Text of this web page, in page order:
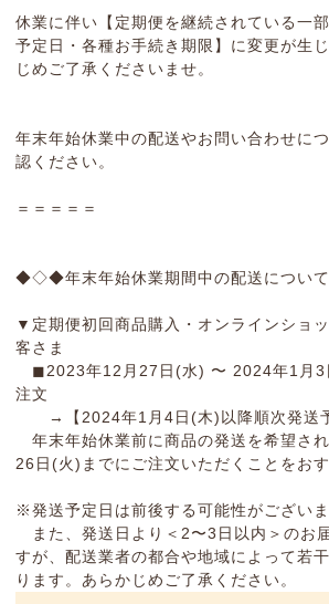
休業に伴い【定期便を継続されている一
予定日・各種お手続き期限】に変更が生
じめご了承くださいませ。
年末年始休業中の配送やお問い合わせに
認ください。
＝＝＝＝＝
◆◇◆年末年始休業期間中の配送につ
▼定期便初回商品購入・オンラインショ
客さま
◼︎2023年12月27日(水) 〜 2024年1月3
注文
→【2024年1月4日(木)以降順次発送予
年末年始休業前に商品の発送を希望さ
26日(火)までにご注文いただくことをお
※発送予定日は前後する可能性がございま
また、発送日より＜2〜3日以内＞のお
すが、配送業者の都合や地域によって若
ります。あらかじめご了承ください。